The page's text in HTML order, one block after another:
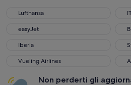
Lufthansa
Lufthansa
easyJet
easyJet
Iberia
Iberia
Vueling Airlines
Vueling Airlines
Non perderti gli